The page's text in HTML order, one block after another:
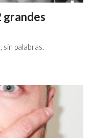
grandes
palabras.